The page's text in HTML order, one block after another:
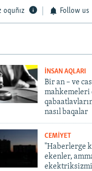
oquñız Follow us
İNSAN AQLARI
Bir an – ve
mahkemeleri
nasıl baqalar
CEMİYET
"Haberlerge
ekenler,